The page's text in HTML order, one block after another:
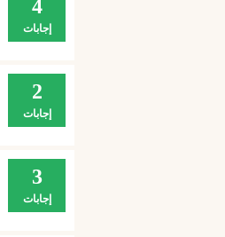
4
إجابات
2
إجابات
3
إجابات